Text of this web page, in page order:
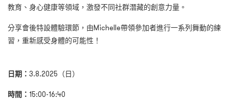
教育、身心健康等領域，激發不同社群潛藏的創意力量。
分享會後特設體驗環節，由Michelle帶領參加者進行一系列舞動的練
習，重新感受身體的可能性！
日期： 3.8.2025（日）
時間： 15:00-16:40